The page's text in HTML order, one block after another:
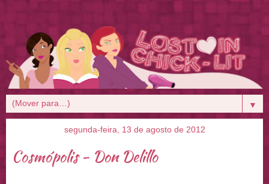
▼
segunda-feira, 13 de agosto de 2012
Cosmópolis - Don Delillo